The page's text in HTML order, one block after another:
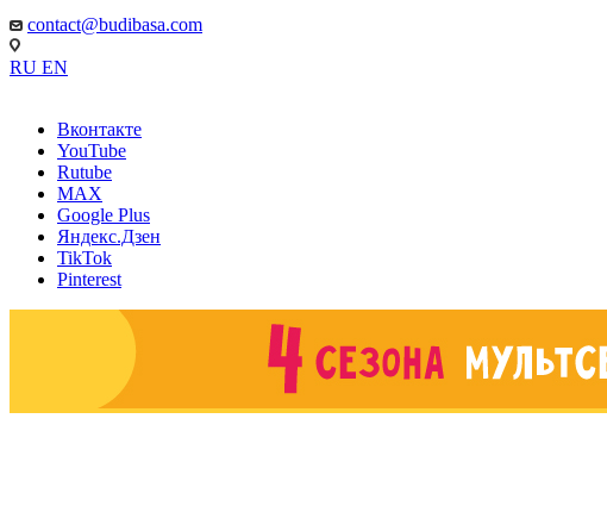
contact@budibasa.com
RU EN
Вконтакте
YouTube
Rutube
MAX
Google Plus
Яндекс.Дзен
TikTok
Pinterest